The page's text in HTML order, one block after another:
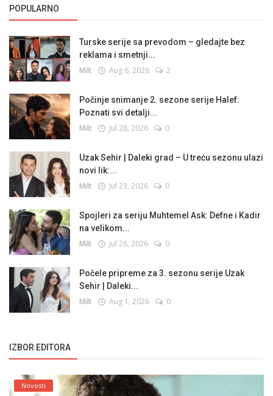
POPULARNO
Turske serije sa prevodom – gledajte bez
reklama i smetnji...
Milt Aug 6, 2026 2
Počinje snimanje 2. sezone serije Halef:
Poznati svi detalji...
Milt Jul 28, 2026 0
Uzak Sehir | Daleki grad – U treću sezonu ulazi
novi lik:...
Milt Jul 23, 2026 0
Spojleri za seriju Muhtemel Ask: Defne i Kadir
na velikom...
Milt Jul 28, 2026 0
Počele pripreme za 3. sezonu serije Uzak
Sehir | Daleki...
Milt Aug 1, 2026 0
IZBOR EDITORA
Novosti